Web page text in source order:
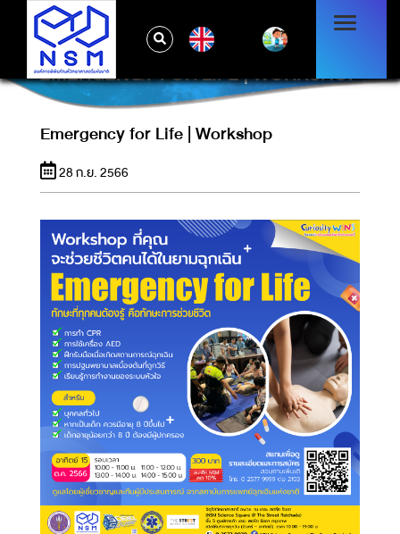
EMERGENCY FOR LIFE | WORKSHOP
Emergency for Life | Workshop
28 ก.ย. 2566